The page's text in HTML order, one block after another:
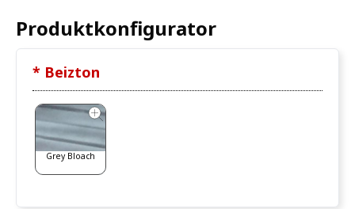
Produktkonfigurator
* Beizton
Grey Bloach